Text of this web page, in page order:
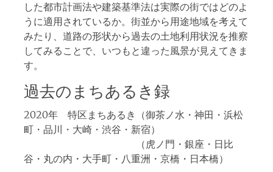
した都市計画法や建築基準法は実際の街ではどのよ
うに適用されているか。街並から用途地域を考えて
みたり、道路の形状から過去の土地利用状況を推察
してみることで、いつもと違った風景が見えてきま
す。
過去のまちあるき録
2020年 特区まちあるき（御茶ノ水・神田・浜松
町・品川・大崎・渋谷・新宿）
（虎ノ門・銀座・日比
谷・丸の内・大手町・八重洲・京橋・日本橋）